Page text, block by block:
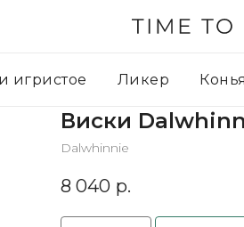
игристое Ликер
Виски
Dalwhinnie
8 040 р.